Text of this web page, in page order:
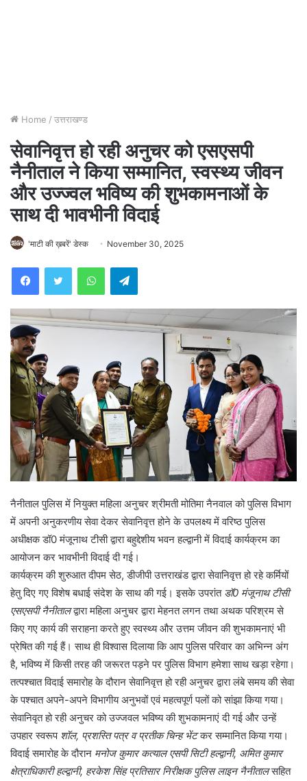
Home / उत्तराखण्ड
सेवानिवृत्त हो रही अनुचर को एसएसपी
नैनीताल ने किया सम्मानित, स्वस्थ्य जीवन
और उज्ज्वल भविष्य की शुभकामनाओं के
साथ दी भावभीनी विदाई
'माटी की ख़बरें' डेस्क November 30, 2025
WhatsAppTelegram
नैनीताल पुलिस में नियुक्त महिला अनुचर श्रीमती मोतिमा नैनवाल को पुलिस विभाग
में अपनी अनुकरणीय सेवा देकर सेवानिवृत्त होने के उपलक्ष्य में वरिष्ठ पुलिस
अधीक्षक डॉ0 मंजूनाथ टीसी द्वारा बहुद्देशीय भवन हल्द्वानी में विदाई कार्यक्रम का
आयोजन कर भावभीनी विदाई दी गई।
कार्यक्रम की शुरुआत दीपम सेठ, डीजीपी उत्तराखंड द्वारा सेवानिवृत्त हो रहे कर्मियों
हेतु दिए गए विशेष बधाई संदेश के साथ की गई। इसके उपरांत डॉ0 मंजूनाथ टीसी
एसएसपी नैनीतालद्वारा महिला अनुचर द्वारा मेहनत लगन तथा अथक परिश्रम से
किए गए कार्य की सराहना करते हुए स्वस्थ्य और उत्तम जीवन की शुभकामनाएं भी
प्रेषित की गई हैं। साथ ही विश्वास दिलाया कि आप पुलिस परिवार का अभिन्न अंग
है, भविष्य में किसी तरह की जरूरत पड़ने पर पुलिस विभाग हमेशा साथ खड़ा रहेगा।
तत्पश्चात विदाई समारोह के दौरान सेवानिवृत्त हो रही अनुचर द्वारा लंबे समय की सेवा
के पश्चात अपने-अपने विभागीय अनुभवों एवं महत्वपूर्ण पलों को सांझा किया गया।
सेवानिवृत हो रही अनुचर को उज्जवल भविष्य की शुभकामनाएं दी गई और उन्हें
उपहार स्वरूप शॉल, प्रशस्ति पत्र व प्रतीक चिन्ह भेंटकर सम्मानित किया गया।
विदाई समारोह के दौरान मनोज कुमार कत्याल एसपी सिटी हल्द्वानी, अमित कुमार
क्षेत्राधिकारी हल्द्वानी, हरकेश सिंह प्रतिसार निरीक्षक पुलिस लाइन नैनीतालसहित